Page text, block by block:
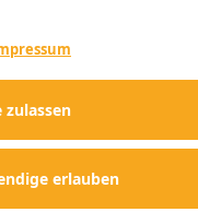
erlauben
zulassen